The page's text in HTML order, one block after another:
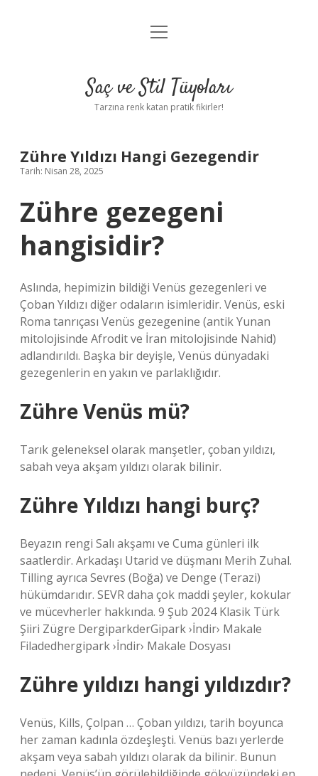
Anasayfa
Yasal Uyarı
menüyü
Saç ve Stil Tüyoları
Tarzına renk katan pratik fikirler!
Zühre Yıldızı Hangi Gezegendir
Tarih: Nisan 28, 2025
Zühre gezegeni
hangisidir?
Aslında, hepimizin bildiği Venüs gezegenleri ve
Çoban Yıldızı diğer odaların isimleridir. Venüs, eski
Roma tanrıçası Venüs gezegenine (antik Yunan
mitolojisinde Afrodit ve İran mitolojisinde Nahid)
adlandırıldı. Başka bir deyişle, Venüs dünyadaki
gezegenlerin en yakın ve parlaklığıdır.
Zühre Venüs mü?
Tarık geleneksel olarak manşetler, çoban yıldızı,
sabah veya akşam yıldızı olarak bilinir.
Zühre Yıldızı hangi burç?
Beyazın rengi Salı akşamı ve Cuma günleri ilk
saatlerdir. Arkadaşı Utarid ve düşmanı Merih Zuhal.
Tilling ayrıca Sevres (Boğa) ve Denge (Terazi)
hükümdarıdır. SEVR daha çok maddi şeyler, kokular
ve mücevherler hakkında. 9 Şub 2024 Klasik Türk
Şiiri Zügre DergiparkderGipark ›İndir› Makale
Filadedhergipark ›İndir› Makale Dosyası
Zühre yıldızı hangi yıldızdır?
Venüs, Kills, Çolpan … Çoban yıldızı, tarih boyunca
her zaman kadınla özdeşleşti. Venüs bazı yerlerde
akşam veya sabah yıldızı olarak da bilinir. Bunun